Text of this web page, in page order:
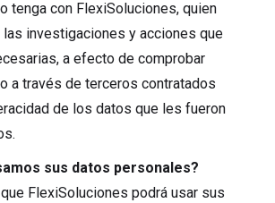
tenga con FlexiSoluciones, quien
las investigaciones y acciones que
a efecto de comprobar
a través de terceros contratados
de los datos que les fueron
sus datos personales?
FlexiSoluciones podrá usar sus